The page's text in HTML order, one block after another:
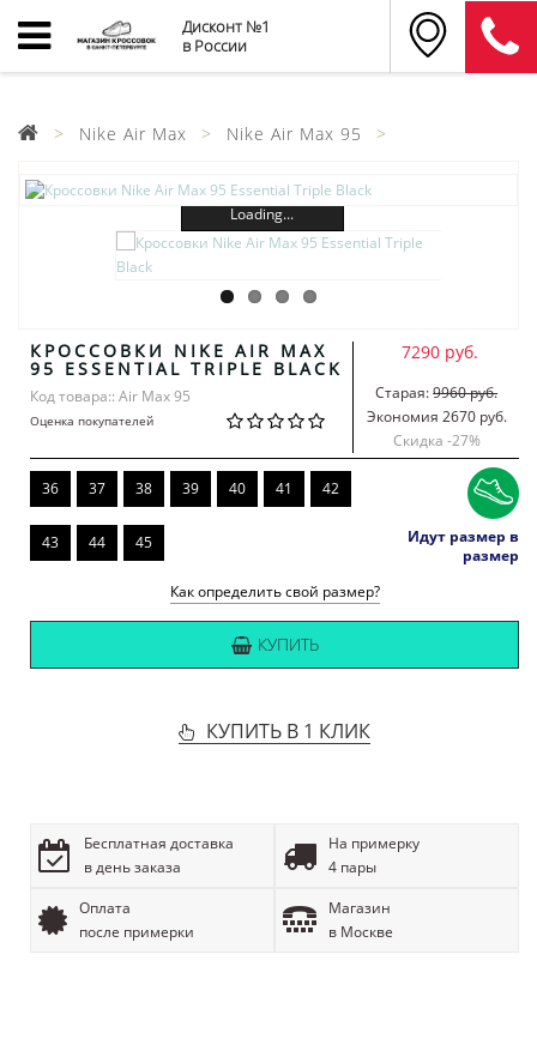
Дисконт №1
в России
Nike Air Max Nike Air Max 95
Loading...
КРОССОВКИ NIKE AIR MAX
95 ESSENTIAL TRIPLE BLACK
Код товара:: Air Max 95
Оценка покупателей
7290 руб.
Старая:9960 руб.
Экономия 2670 руб.
Скидка -27%
36 37 38 39 40 41 42
43 44 45
Идут размер в
размер
Как определить свой размер?
КУПИТЬ
КУПИТЬ В 1 КЛИК
Бесплатная доставка
в день заказа
На примерку
4 пары
Оплата
после примерки
Магазин
в Москве